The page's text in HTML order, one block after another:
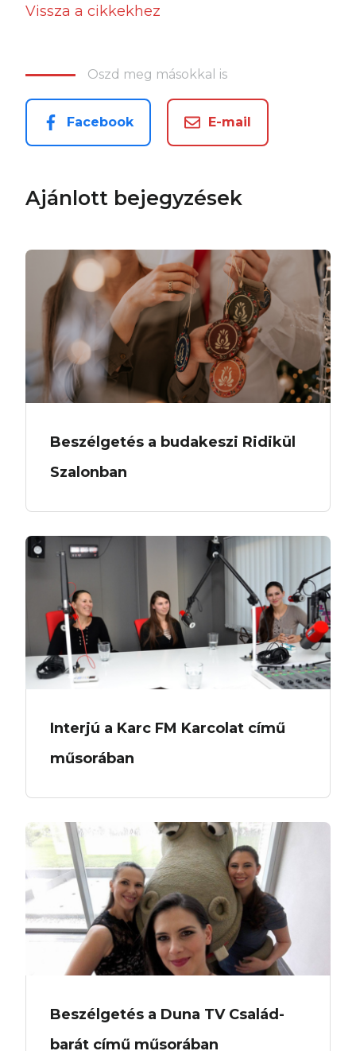
Vissza a cikkekhez
Oszd meg másokkal is
Facebook E-mail
Ajánlott bejegyzések
Beszélgetés a budakeszi Ridikül
Szalonban
Interjú a Karc FM Karcolat című
műsorában
Beszélgetés a Duna TV Család-
barát című műsorában